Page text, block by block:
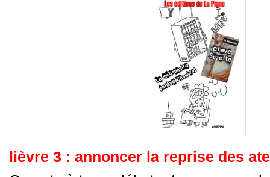
lièvre 3 : annoncer la reprise des